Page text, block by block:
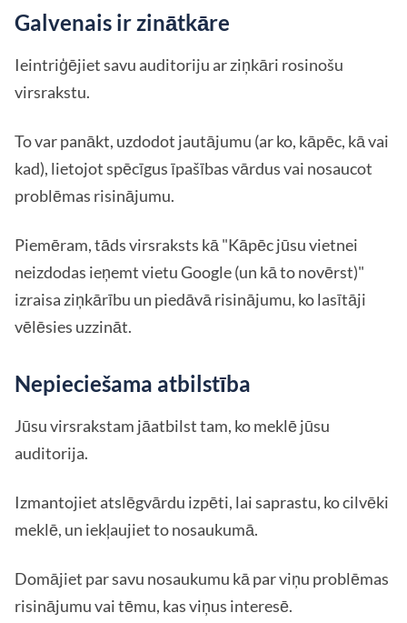
Galvenais ir zinātkāre
Ieintriģējiet savu auditoriju ar ziņkāri rosinošu
virsrakstu.
To var panākt, uzdodot jautājumu (ar ko, kāpēc, kā vai
kad), lietojot spēcīgus īpašības vārdus vai nosaucot
problēmas risinājumu.
Piemēram, tāds virsraksts kā "Kāpēc jūsu vietnei
neizdodas ieņemt vietu Google (un kā to novērst)"
izraisa ziņkārību un piedāvā risinājumu, ko lasītāji
vēlēsies uzzināt.
Nepieciešama atbilstība
Jūsu virsrakstam jāatbilst tam, ko meklē jūsu
auditorija.
Izmantojiet atslēgvārdu izpēti, lai saprastu, ko cilvēki
meklē, un iekļaujiet to nosaukumā.
Domājiet par savu nosaukumu kā par viņu problēmas
risinājumu vai tēmu, kas viņus interesē.